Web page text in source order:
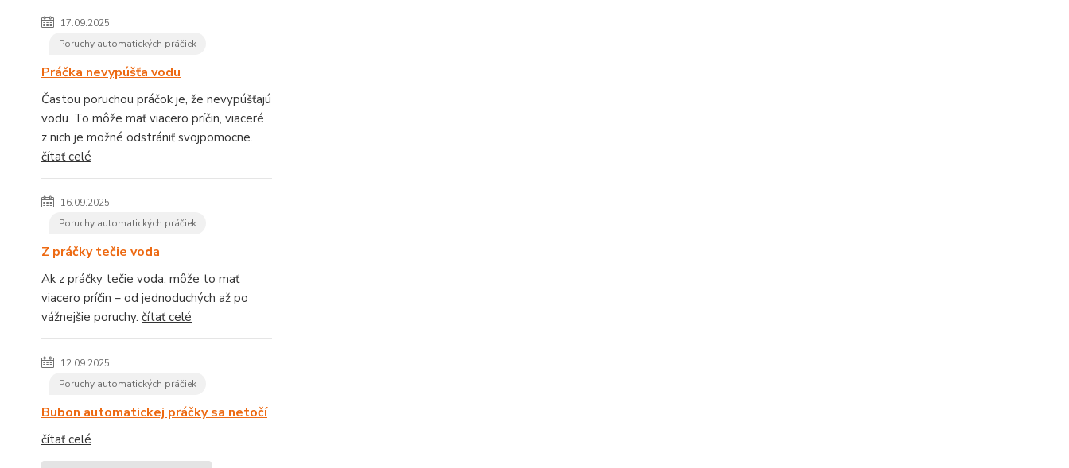
17.09.2025
Poruchy automatických práčiek
Práčka nevypúšťa vodu
Častou poruchou práčok je, že nevypúšťajú
vodu. To môže mať viacero príčin, viaceré
z nich je možné odstrániť svojpomocne.
čítať celé
16.09.2025
Poruchy automatických práčiek
Z práčky tečie voda
Ak z práčky tečie voda, môže to mať
viacero príčin – od jednoduchých až po
vážnejšie poruchy. čítať celé
12.09.2025
Poruchy automatických práčiek
Bubon automatickej práčky sa netočí
čítať celé